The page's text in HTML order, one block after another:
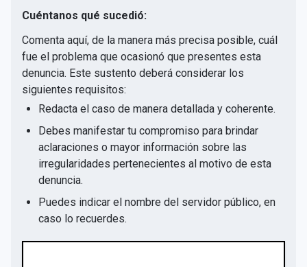
Cuéntanos qué sucedió:
Comenta aquí, de la manera más precisa posible, cuál
fue el problema que ocasionó que presentes esta
denuncia. Este sustento deberá considerar los
siguientes requisitos:
Redacta el caso de manera detallada y coherente.
Debes manifestar tu compromiso para brindar
aclaraciones o mayor información sobre las
irregularidades pertenecientes al motivo de esta
denuncia.
Puedes indicar el nombre del servidor público, en
caso lo recuerdes.